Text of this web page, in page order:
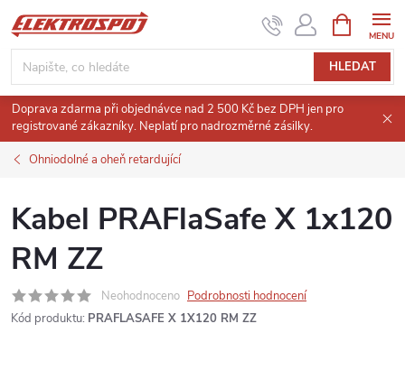
Přejít
na
obsah
HLEDAT
NÁKUPNÍ
KOŠÍK
Doprava zdarma při objednávce nad 2 500 Kč bez DPH jen pro
registrované zákazníky. Neplatí pro nadrozměrné zásilky.
Ohniodolné a oheň retardující
Kabel PRAFlaSafe X 1x120
RM ZZ
Neohodnoceno Podrobnosti hodnocení
Kód produktu: PRAFLASAFE X 1X120 RM ZZ